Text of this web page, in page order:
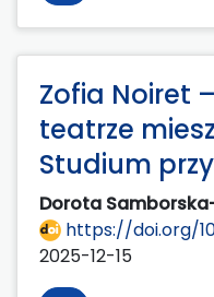
Zofia Noiret
teatrze
Studium
Dorota
https://doi.org/
2025-12-15